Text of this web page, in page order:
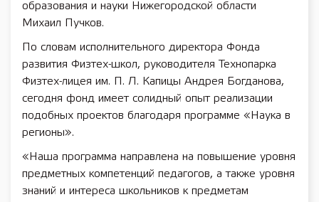
образования и науки Нижегородской области
Михаил Пучков.
По словам исполнительного директора Фонда
развития Физтех-школ, руководителя Технопарка
Физтех-лицея им. П. Л. Капицы Андрея Богданова,
сегодня фонд имеет солидный опыт реализации
подобных проектов благодаря программе «Наука в
регионы».
«Наша программа направлена на повышение уровня
предметных компетенций педагогов, а также уровня
знаний и интереса школьников к предметам